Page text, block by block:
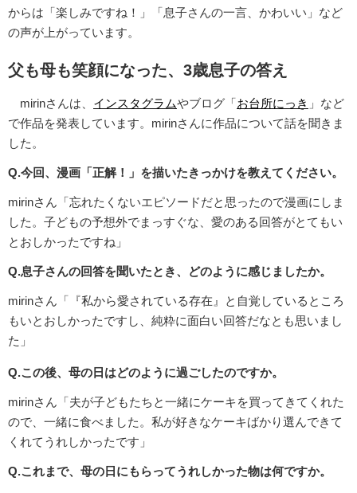
からは「楽しみですね！」「息子さんの一言、かわいい」など
の声が上がっています。
父も母も笑顔になった、3歳息子の答え
mirinさんは、 インスタグラムやブログ「お台所にっき 」など
で作品を発表しています。mirinさんに作品について話を聞きま
した。
Q.今回、漫画「正解！」を描いたきっかけを教えてください。
mirinさん「忘れたくないエピソードだと思ったので漫画にしま
した。子どもの予想外でまっすぐな、愛のある回答がとてもい
とおしかったですね」
Q.息子さんの回答を聞いたとき、どのように感じましたか。
mirinさん「『私から愛されている存在』と自覚しているところ
もいとおしかったですし、純粋に面白い回答だなとも思いまし
た」
Q.この後、母の日はどのように過ごしたのですか。
mirinさん「夫が子どもたちと一緒にケーキを買ってきてくれた
ので、一緒に食べました。私が好きなケーキばかり選んできて
くれてうれしかったです」
Q.これまで、母の日にもらってうれしかった物は何ですか。